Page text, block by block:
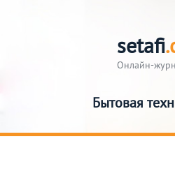
setafi
Онлайн-
Бытовая